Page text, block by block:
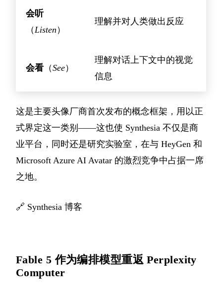
会听
（Listen ）
理解并对人类做出反应
会看 （See）
理解对话上下文中的视觉
信息
这是主要头像厂商首次发布的概念框架，用以正
式界定这一类别——这也使 Synthesia 不仅是商
业平台，同时还是研究实验室，在与 HeyGen 和
Microsoft Azure AI Avatar 的激烈竞争中占据一席
之地。
🔗 Synthesia 博客
Fable 5 作为编排模型重返 Perplexity
Computer